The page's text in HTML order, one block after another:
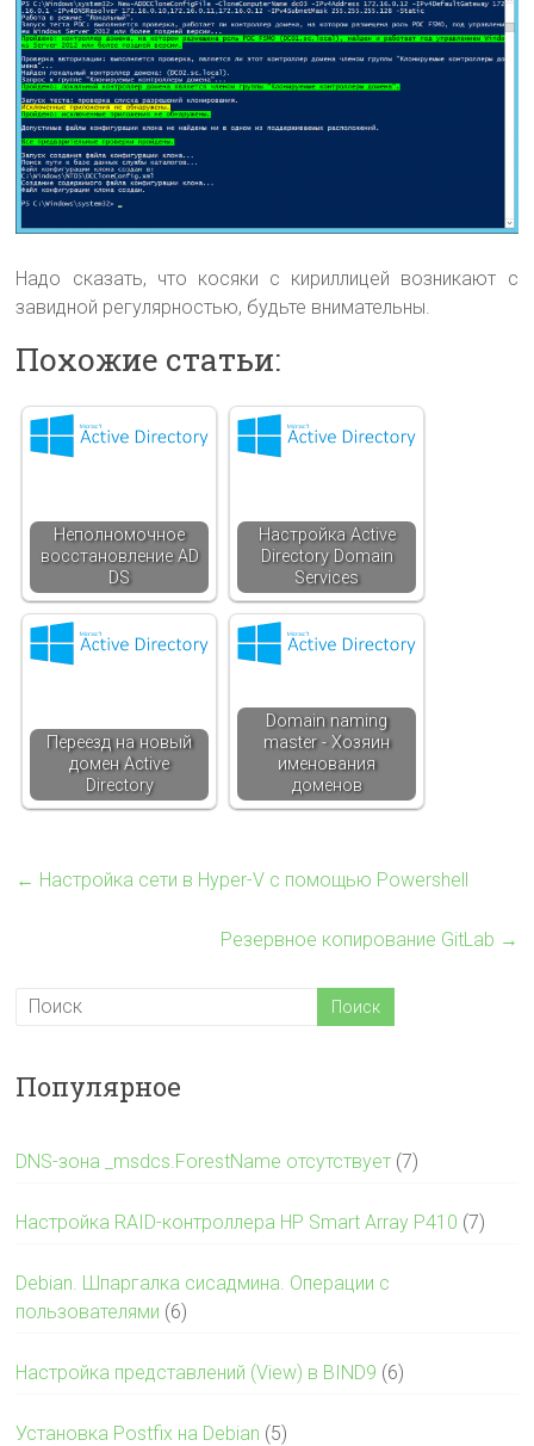
Надо сказать, что косяки с кириллицей возникают с
завидной регулярностью, будьте внимательны.
Похожие статьи:
Неполномочное
восстановление AD
DS
Настройка Active
Directory Domain
Services
Переезд на новый
домен Active
Directory
Domain naming
master - Хозяин
именования
доменов
← Настройка сети в Hyper-V с помощью Powershell
Резервное копирование GitLab →
Популярное
DNS-зона _msdcs.ForestName отсутствует (7)
Настройка RAID-контроллера HP Smart Array P410 (7)
Debian. Шпаргалка сисадмина. Операции с
пользователями (6)
Настройка представлений (View) в BIND9 (6)
Установка Postfix на Debian (5)